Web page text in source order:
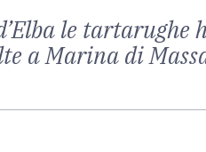
le
a Marina di